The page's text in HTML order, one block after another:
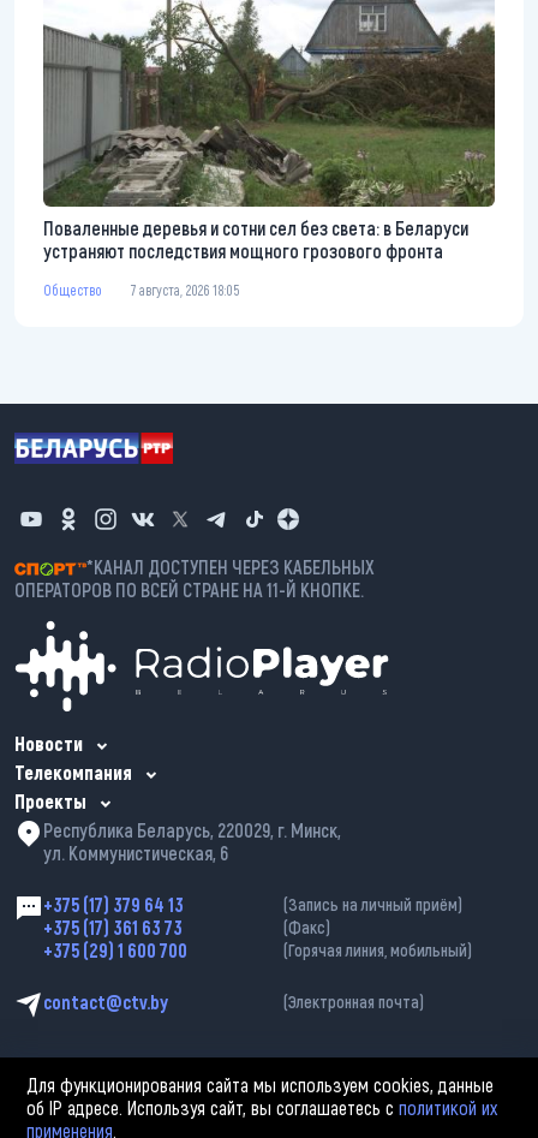
Поваленные деревья и сотни сел без света: в Беларуси
устраняют последствия мощного грозового фронта
Общество 7 августа, 2026 18:05
*КАНАЛ ДОСТУПЕН ЧЕРЕЗ КАБЕЛЬНЫХ
ОПЕРАТОРОВ ПО ВСЕЙ СТРАНЕ НА 11-Й КНОПКЕ.
Новости
Телекомпания
Проекты
Республика Беларусь, 220029, г. Минск,
ул. Коммунистическая, 6
+375 (17) 379 64 13 (Запись на личный приём)
+375 (17) 361 63 73 (Факс)
+375 (29) 1 600 700 (Горячая линия, мобильный)
contact@ctv.by (Электронная почта)
Для функционирования сайта мы используем cookies, данные
об IP адресе. Используя сайт, вы соглашаетесь сполитикой их
применения.